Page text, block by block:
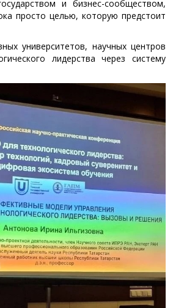
и бизнес-сообществом,
просто целью, которую предстоит
университетов, научных центров
лидерства через систему